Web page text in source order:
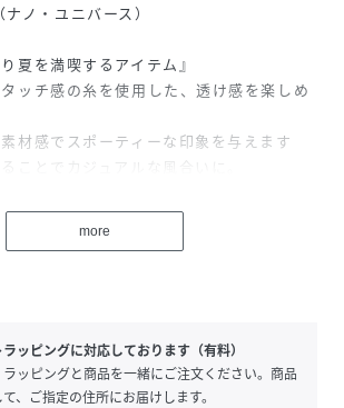
ノ・ユニバース）
夏を満喫するアイテム』
ッチ感の糸を使用した、透け感を楽しめ
材感でスポーティーな印象を与えます
ことでカジュアルな風合いに。
ーと合わせて着回しを楽しんでいただく
ストライプライクなデザイン
とでカジュアルな雰囲気に
more
ッピングに対応しております（有料）
ッピングと商品を一緒にご注文ください。商品
、ご指定の住所にお届けします。